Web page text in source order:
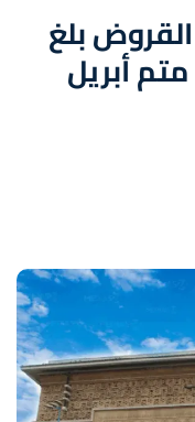
بلغ
متم أبريل